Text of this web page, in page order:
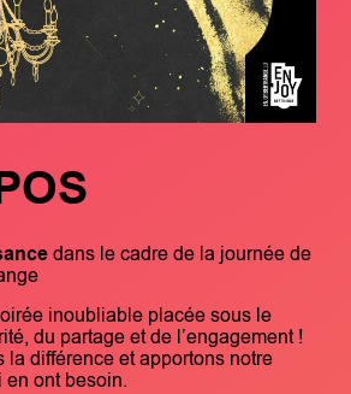
dans le cadre de la journée de
inoubliable placée sous le
du partage et de l’engagement !
la différence et apportons notre
ont besoin.